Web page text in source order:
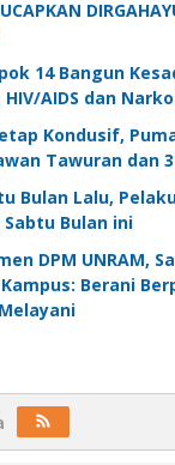
14 Bangun
AIDS dan
Kondusif,
Tawuran dan
Bulan Lalu,
Bulan ini
DPM UNRAM,
Berani